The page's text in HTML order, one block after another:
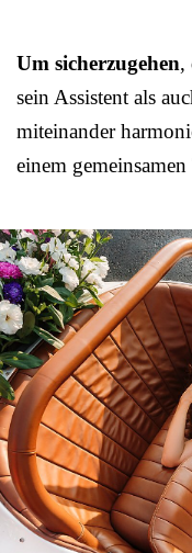
Um sicherzugehen,
sein Assistent als
miteinander
einem